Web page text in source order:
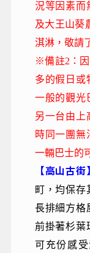
況等因素而
及大王山葵
淇淋，敬請
※備註2：
多的假日或
一般的觀光
另一台由上
時同一團無
一輛巴士的
【高山古街】
町，均保存
長排細方格
前掛著杉葉
可充份感